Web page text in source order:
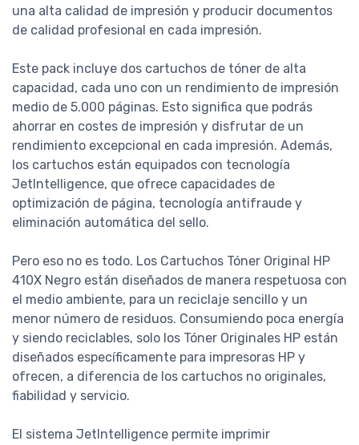
una alta calidad de impresión y producir documentos
de calidad profesional en cada impresión.
Este pack incluye dos cartuchos de tóner de alta
capacidad, cada uno con un rendimiento de impresión
medio de 5.000 páginas. Esto significa que podrás
ahorrar en costes de impresión y disfrutar de un
rendimiento excepcional en cada impresión. Además,
los cartuchos están equipados con tecnología
JetIntelligence, que ofrece capacidades de
optimización de página, tecnología antifraude y
eliminación automática del sello.
Pero eso no es todo. Los Cartuchos Tóner Original HP
410X Negro están diseñados de manera respetuosa con
el medio ambiente, para un reciclaje sencillo y un
menor número de residuos. Consumiendo poca energía
y siendo reciclables, solo los Tóner Originales HP están
diseñados específicamente para impresoras HP y
ofrecen, a diferencia de los cartuchos no originales,
fiabilidad y servicio.
El sistema JetIntelligence permite imprimir